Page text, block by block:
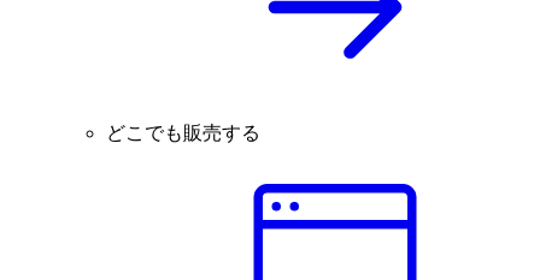
どこでも販売する